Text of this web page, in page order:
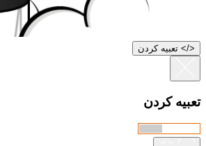
<
/> تعبیه کردن
تعبیه کردن